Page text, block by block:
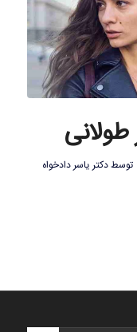
توسطدکتر یاسر دادخواه